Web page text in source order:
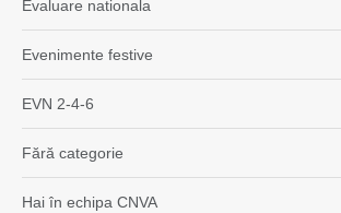
Evaluare nationala
Evenimente festive
EVN 2-4-6
Fără categorie
Hai în echipa CNVA